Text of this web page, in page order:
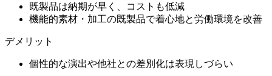
既製品は納期が早く、コストも低減
機能的素材・加工の既製品で着心地と労働環境を改善
デメリット
個性的な演出や他社との差別化は表現しづらい